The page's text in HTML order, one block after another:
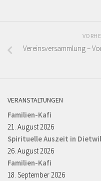
Vereinsversammlung –
VERANSTALTUNGEN
Familien-Kafi
21. August 2026
Spirituelle Auszeit in Dietwil
26. August 2026
Familien-Kafi
18. September 2026